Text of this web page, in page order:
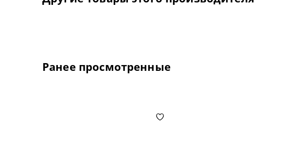
Ранее просмотренные